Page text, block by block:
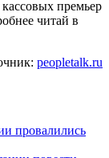
премьер
читай в
peopletalk.ru
провалились